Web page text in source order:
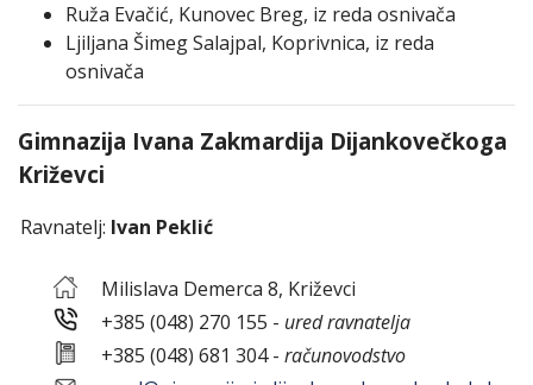
Ruža Evačić, Kunovec Breg, iz reda osnivača
Ljiljana Šimeg Salajpal, Koprivnica, iz reda
osnivača
Gimnazija Ivana Zakmardija Dijankovečkoga
Križevci
Ravnatelj: Ivan Peklić
Milislava Demerca 8, Križevci
+385 (048) 270 155 - ured ravnatelja
+385 (048) 681 304 - računovodstvo